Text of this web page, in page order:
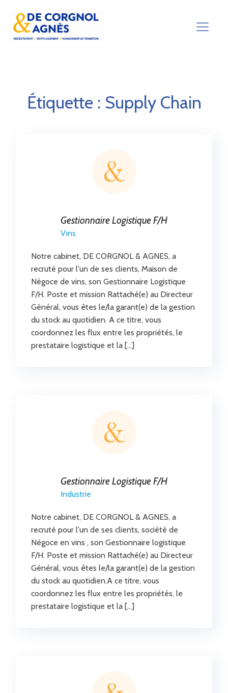
Étiquette : Supply Chain
Gestionnaire Logistique F/H
Vins
Notre cabinet, DE CORGNOL & AGNES, a
recruté pour l'un de ses clients, Maison de
Négoce de vins, son Gestionnaire Logistique
F/H. Poste et mission Rattaché(e) au Directeur
Général, vous êtes le/la garant(e) de la gestion
du stock au quotidien. A ce titre, vous
coordonnez les flux entre les propriétés, le
prestataire logistique et la […]
Gestionnaire Logistique F/H
Industrie
Notre cabinet, DE CORGNOL & AGNES, a
recruté pour l'un de ses clients, société de
Négoce en vins , son Gestionnaire logistique
F/H. Poste et mission Rattaché(e) au Directeur
Général, vous êtes le/la garant(e) de la gestion
du stock au quotidien.A ce titre, vous
coordonnez les flux entre les propriétés, le
prestataire logistique et la […]